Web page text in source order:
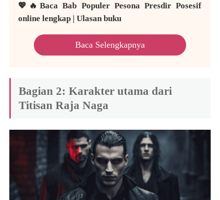
💖🔥Baca Bab Populer Pesona Presdir Posesif
online lengkap | Ulasan buku
Baca Selengkapnya
Bagian 2: Karakter utama dari
Titisan Raja Naga